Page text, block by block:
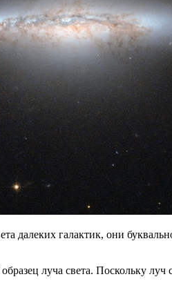
далеких галактик, они
луча света. Поскольку